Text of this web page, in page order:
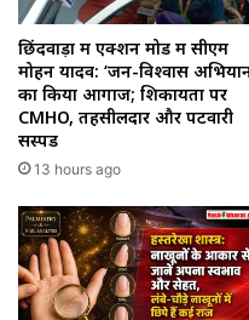
छिंदवाड़ा में एक्शन मोड में सीएम
मोहन यादव: ‘जन-विश्वास
का किया आगाज; शिकायतों पर
CMHO, तहसीलदार और पटवारी
सस्पेंड
13 hours ago